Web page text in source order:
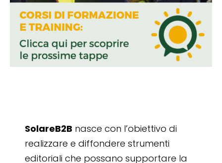
SolareB2B nasce con l’obiettivo di
realizzare e diffondere strumenti
editoriali che possano supportare la